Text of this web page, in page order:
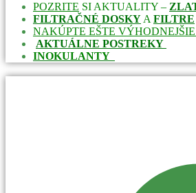
POZRITE SI AKTUALITY –
FILTRAČNÉ DOSKY A FILTRE
NAKÚPTE EŠTE
AKTUÁLNE POSTREKY
INOKULANTY